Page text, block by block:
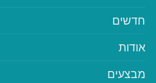
חדשים
אודות
מבצעים